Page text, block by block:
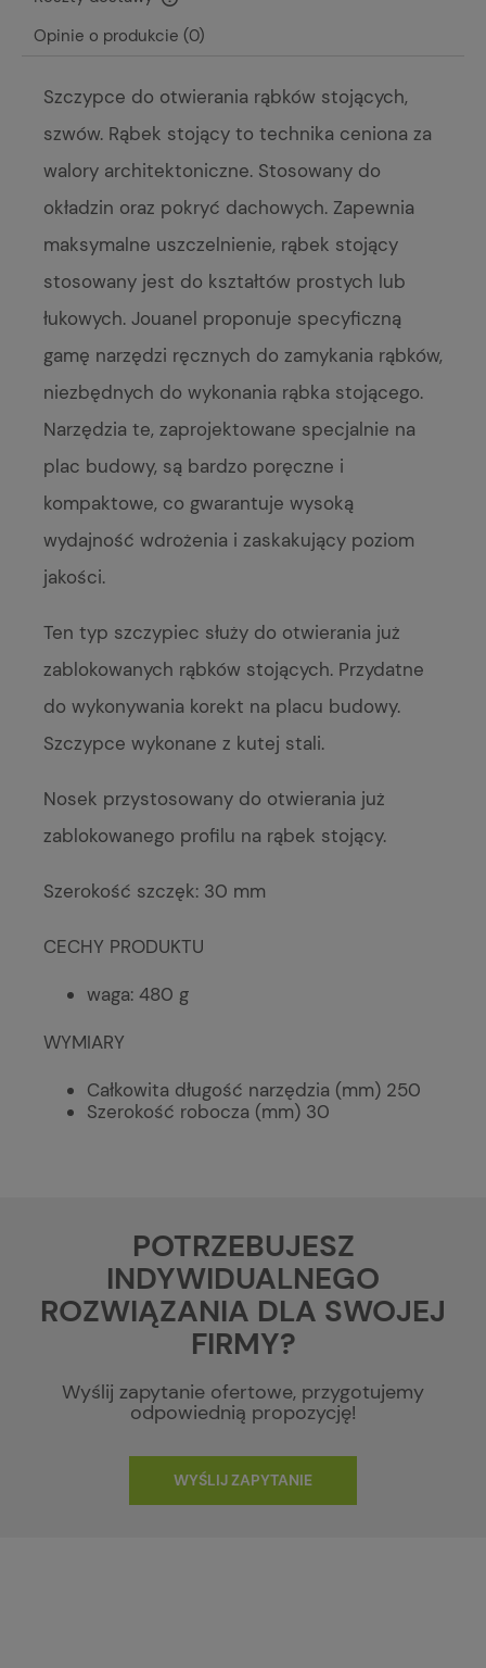
Cena nie zawiera ewentualnych kosztów płatności
Opinie o produkcie (0)
Szczypce do otwierania rąbków stojących,
szwów. Rąbek stojący to technika ceniona za
walory architektoniczne. Stosowany do
okładzin oraz pokryć dachowych. Zapewnia
maksymalne uszczelnienie, rąbek stojący
stosowany jest do kształtów prostych lub
łukowych. Jouanel proponuje specyficzną
gamę narzędzi ręcznych do zamykania rąbków,
niezbędnych do wykonania rąbka stojącego.
Narzędzia te, zaprojektowane specjalnie na
plac budowy, są bardzo poręczne i
kompaktowe, co gwarantuje wysoką
wydajność wdrożenia i zaskakujący poziom
jakości.
Ten typ szczypiec służy do otwierania już
zablokowanych rąbków stojących. Przydatne
do wykonywania korekt na placu budowy.
Szczypce wykonane z kutej stali.
Nosek przystosowany do otwierania już
zablokowanego profilu na rąbek stojący.
Szerokość szczęk: 30 mm
CECHY PRODUKTU
waga: 480 g
WYMIARY
Całkowita długość narzędzia (mm) 250
Szerokość robocza (mm) 30
POTRZEBUJESZ
INDYWIDUALNEGO
ROZWIĄZANIA DLA SWOJEJ
FIRMY?
Wyślij zapytanie ofertowe, przygotujemy
odpowiednią propozycję!
WYŚLIJ ZAPYTANIE